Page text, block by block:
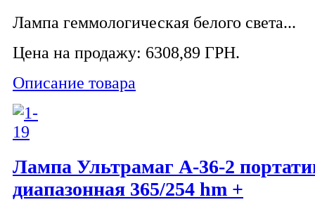
Лампа геммологическая белого света...
Цена на продажу: 6308,89 ГРН.
Описание товара
Лампа Ультрамаг A-36-2
диапазонная 365/254 hm +